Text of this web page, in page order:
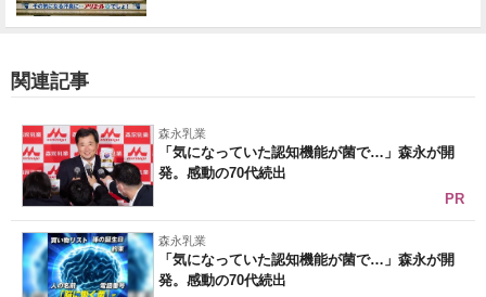
関連記事
森永乳業
「気になっていた認知機能が菌で…」森永が開
発。感動の70代続出
PR
森永乳業
「気になっていた認知機能が菌で…」森永が開
発。感動の70代続出